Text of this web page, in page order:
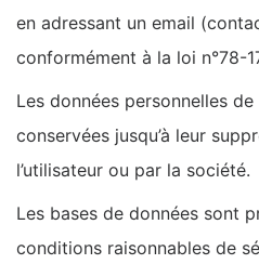
en adressant un email
conformément à la loi n°78-
Les données personnelles de
conservées jusqu’à leur
l’utilisateur ou par la société.
Les bases de données sont
conditions raisonnables de